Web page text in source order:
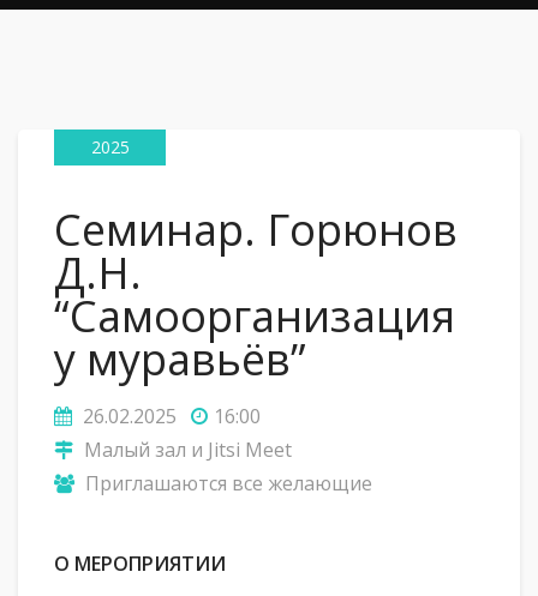
2025
Семинар. Горюнов
Д.Н.
“Самоорганизация
у муравьёв”
26.02.2025
16:00
Малый зал и Jitsi Meet
Приглашаются все желающие
О МЕРОПРИЯТИИ